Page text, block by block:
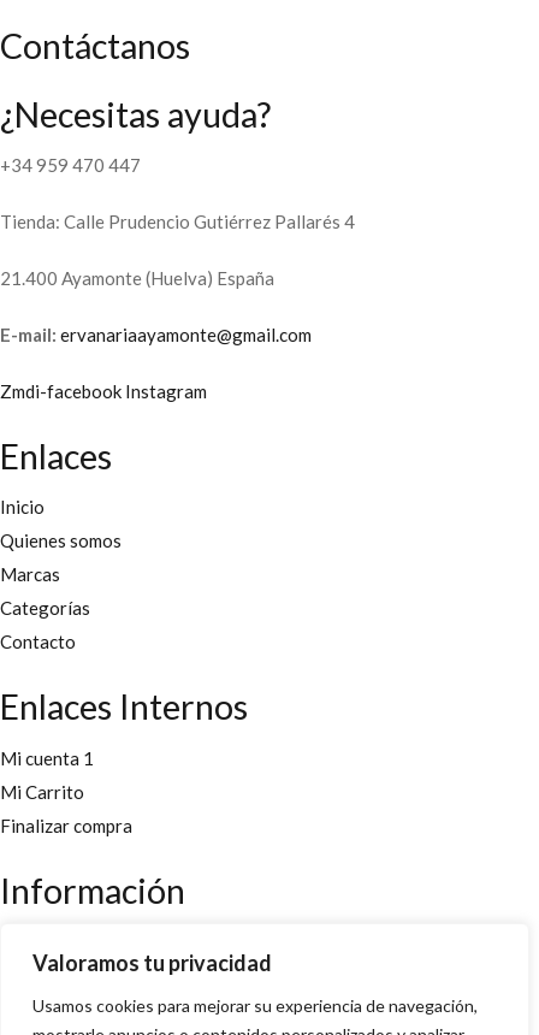
Valoramos tu privacidad
Usamos cookies para mejorar su experiencia de navegación,
Contáctanos
¿Necesitas ayuda?
+34 959 470 447
Tienda: Calle Prudencio Gutiérrez Pallarés 4
21.400 Ayamonte (Huelva) España
E-mail: ervanariaayamonte@gmail.com
Zmdi-facebook Instagram
Enlaces
Inicio
Quienes somos
Marcas
Categorías
Contacto
Enlaces Internos
Mi cuenta 1
Mi Carrito
Finalizar compra
Información
Políticas y cookies
Política de privacidad y condiciones